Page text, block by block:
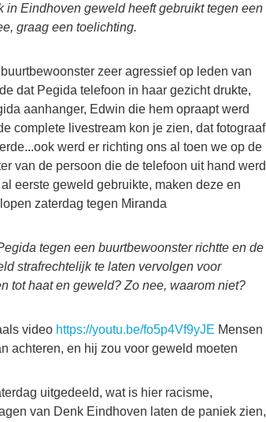
in Eindhoven geweld heeft gebruikt tegen een
graag een toelichting.
zeer agressief op leden van
dat Pegida telefoon in haar gezicht drukte,
aanhanger, Edwin die hem opraapt werd
complete livestream kon je zien, dat fotograaf
werd er richting ons al toen we op de
van de persoon die de telefoon uit hand werd
eerste geweld gebruikte, maken deze en
zaterdag tegen Miranda
tegen een buurtbewoonster richtte en de
strafrechtelijk te laten vervolgen voor
tot haat en geweld? Zo nee, waarom niet?
video https://youtu.be/fo5p4Vf9yJE Mensen
achteren, en hij zou voor geweld moeten
uitgedeeld, wat is hier racisme,
van Denk Eindhoven laten de paniek zien,